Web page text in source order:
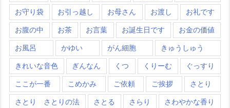
お守り袋 お引っ越し お母さん お渡し お礼です
お腹の中 お茶 お言葉 お誕生日です お金の価値
お風呂 かゆい がん細胞 きゅうしゅう
きれいな音色 ぎんなん くつ くりーむ ぐっすり
ここが一番 こめかみ ご依頼 ご挨拶 さとり
さとり さとりの法 さとる さらり さわやかな香り